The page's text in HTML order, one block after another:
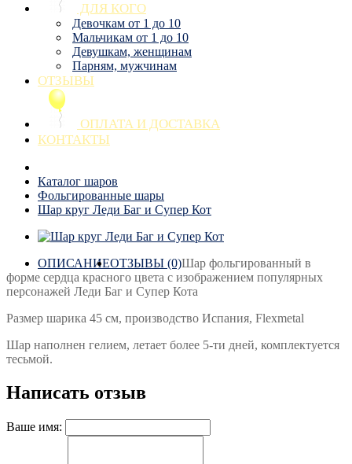
ДЛЯ КОГО
Девочкам от 1 до 10
Мальчикам от 1 до 10
Девушкам, женщинам
Парням, мужчинам
ОТЗЫВЫ
ОПЛАТА И ДОСТАВКА
КОНТАКТЫ
Каталог шаров
Фольгированные шары
Шар круг Леди Баг и Супер Кот
ОПИСАНИЕОТЗЫВЫ (0)Шар фольгированный в
форме сердца красного цвета с изображением популярных
персонажей Леди Баг и Супер Кота
Размер шарика 45 см, производство Испания, Flexmetal
Шар наполнен гелием, летает более 5-ти дней, комплектуется
тесьмой.
Написать отзыв
Ваше имя: